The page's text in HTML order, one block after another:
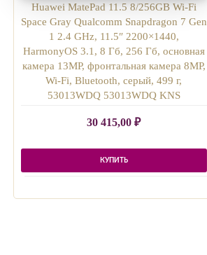
Huawei MatePad 11.5 8/256GB Wi-Fi
Space Gray Qualcomm Snapdragon 7 Gen
1 2.4 GHz, 11.5″ 2200×1440,
HarmonyOS 3.1, 8 Гб, 256 Гб, основная
камера 13MP, фронтальная камера 8MP,
Wi-Fi, Bluetooth, серый, 499 г,
53013WDQ 53013WDQ KNS
30 415,00₽
КУПИТЬ